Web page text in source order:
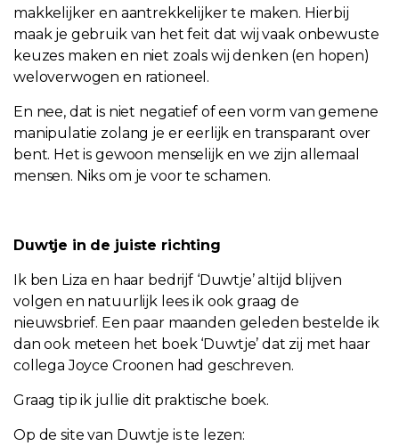
makkelijker en aantrekkelijker te maken. Hierbij
maak je gebruik van het feit dat wij vaak onbewuste
keuzes maken en niet zoals wij denken (en hopen)
weloverwogen en rationeel.
En nee, dat is niet negatief of een vorm van gemene
manipulatie zolang je er eerlijk en transparant over
bent. Het is gewoon menselijk en we zijn allemaal
mensen. Niks om je voor te schamen.
Duwtje in de juiste richting
Ik ben Liza en haar bedrijf ‘Duwtje’ altijd blijven
volgen en natuurlijk lees ik ook graag de
nieuwsbrief. Een paar maanden geleden bestelde ik
dan ook meteen het boek ‘Duwtje’ dat zij met haar
collega Joyce Croonen had geschreven.
Graag tip ik jullie dit praktische boek.
Op de site van Duwtje is te lezen: